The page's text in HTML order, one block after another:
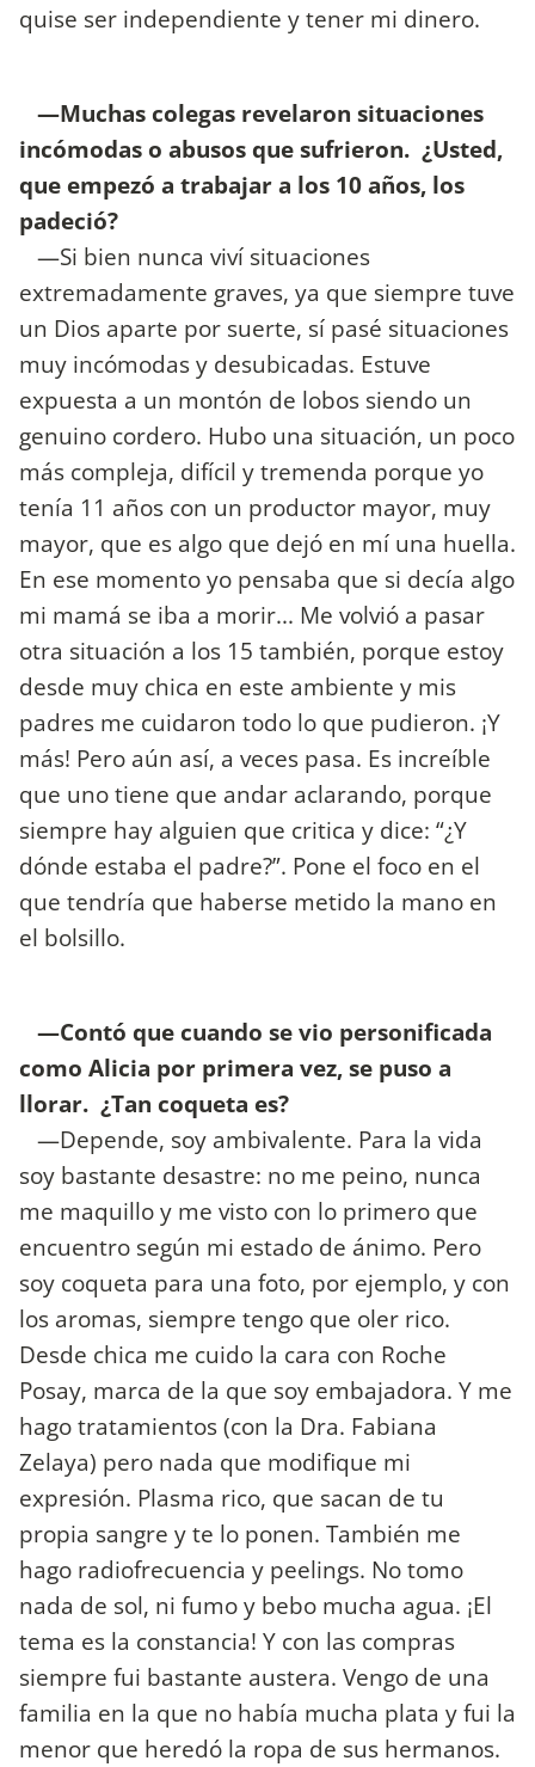
quise ser independiente y tener mi dinero.
—Muchas colegas revelaron situaciones
incómodas o abusos que sufrieron. ¿Usted,
que empezó a trabajar a los 10 años, los
padeció?
—Si bien nunca viví situaciones
extremadamente graves, ya que siempre tuve
un Dios aparte por suerte, sí pasé situaciones
muy incómodas y desubicadas. Estuve
expuesta a un montón de lobos siendo un
genuino cordero. Hubo una situación, un poco
más compleja, difícil y tremenda porque yo
tenía 11 años con un productor mayor, muy
mayor, que es algo que dejó en mí una huella.
En ese momento yo pensaba que si decía algo
mi mamá se iba a morir... Me volvió a pasar
otra situación a los 15 también, porque estoy
desde muy chica en este ambiente y mis
padres me cuidaron todo lo que pudieron. ¡Y
más! Pero aún así, a veces pasa. Es increíble
que uno tiene que andar aclarando, porque
siempre hay alguien que critica y dice: “¿Y
dónde estaba el padre?”. Pone el foco en el
que tendría que haberse metido la mano en
el bolsillo.
—Contó que cuando se vio personificada
como Alicia por primera vez, se puso a
llorar. ¿Tan coqueta es?
—Depende, soy ambivalente. Para la vida
soy bastante desastre: no me peino, nunca
me maquillo y me visto con lo primero que
encuentro según mi estado de ánimo. Pero
soy coqueta para una foto, por ejemplo, y con
los aromas, siempre tengo que oler rico.
Desde chica me cuido la cara con Roche
Posay, marca de la que soy embajadora. Y me
hago tratamientos (con la Dra. Fabiana
Zelaya) pero nada que modifique mi
expresión. Plasma rico, que sacan de tu
propia sangre y te lo ponen. También me
hago radiofrecuencia y peelings. No tomo
nada de sol, ni fumo y bebo mucha agua. ¡El
tema es la constancia! Y con las compras
siempre fui bastante austera. Vengo de una
familia en la que no había mucha plata y fui la
menor que heredó la ropa de sus hermanos.